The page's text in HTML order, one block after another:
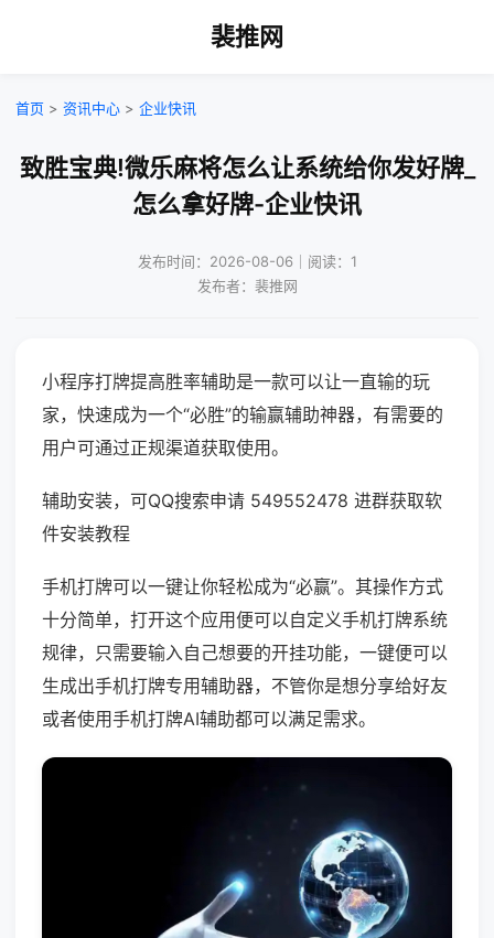
裴推网
首页 > 资讯中心 > 企业快讯
致胜宝典!微乐麻将怎么让系统给你发好牌_
怎么拿好牌-企业快讯
发布时间：2026-08-06｜阅读：1
发布者：裴推网
小程序打牌提高胜率辅助是一款可以让一直输的玩
家，快速成为一个“必胜”的输赢辅助神器，有需要的
用户可通过正规渠道获取使用。
辅助安装，可QQ搜索申请 549552478 进群获取软
件安装教程
手机打牌可以一键让你轻松成为“必赢”。其操作方式
十分简单，打开这个应用便可以自定义手机打牌系统
规律，只需要输入自己想要的开挂功能，一键便可以
生成出手机打牌专用辅助器，不管你是想分享给好友
或者使用手机打牌AI辅助都可以满足需求。